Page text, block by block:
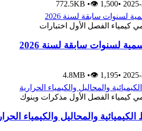
•
772.5KB •👁 1,500
كيمياء الفصل الأول اختبارات
لسنوات سابقة لسنة 2026
•
4.8MB •👁 1,195
كيمياء الفصل الأول مذكرات وبنوك
والمحاليل والكيمياء